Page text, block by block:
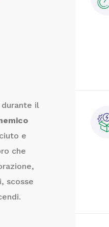
durante il
e
che
scosse